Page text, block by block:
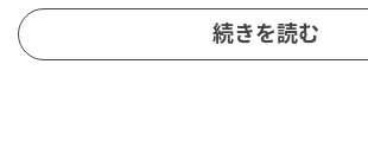
末でも診療している総合病院の外科
しました。
続きを読む